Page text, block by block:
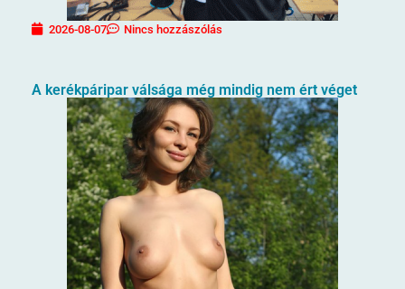
2026-08-07 Nincs hozzászólás
A kerékpáripar válsága még mindig nem ért véget